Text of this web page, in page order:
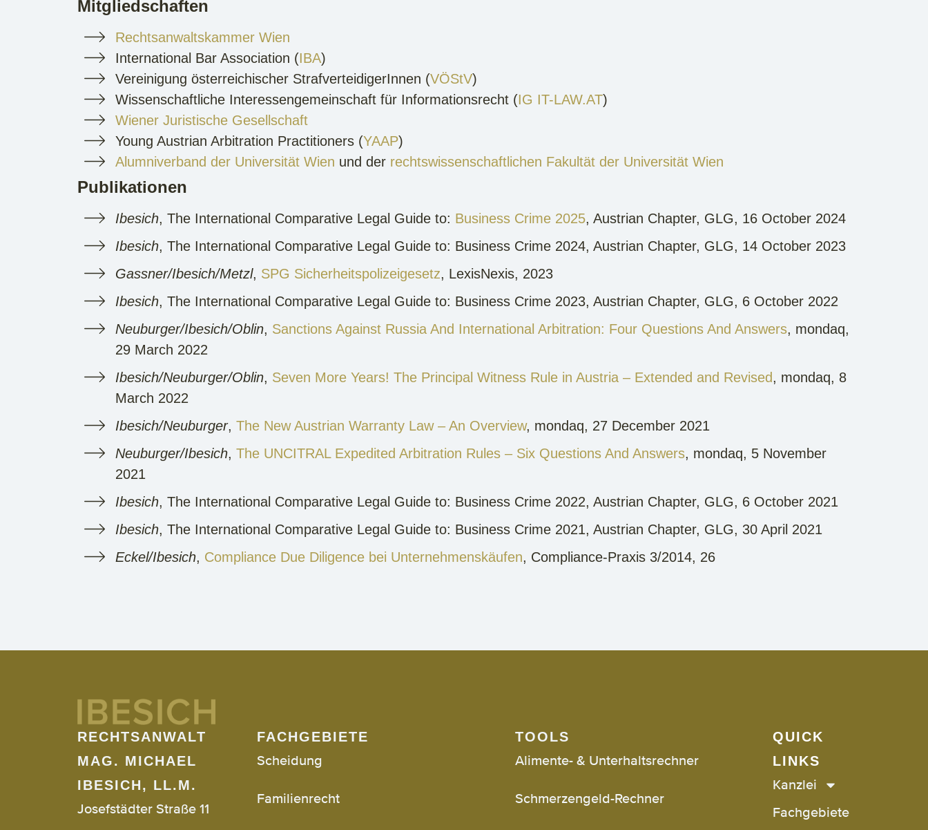
Mitgliedschaften
Rechtsanwaltskammer Wien
International Bar Association (IBA)
Vereinigung österreichischer StrafverteidigerInnen (VÖStV)
Wissenschaftliche Interessengemeinschaft für Informationsrecht (IG IT-LAW.AT)
Wiener Juristische Gesellschaft
Young Austrian Arbitration Practitioners (YAAP)
Alumniverband der Universität Wien und der rechtswissenschaftlichen Fakultät der Universität Wien
Publikationen
Ibesich, The International Comparative Legal Guide to: Business Crime 2025, Austrian Chapter, GLG, 16 October 2024
Ibesich, The International Comparative Legal Guide to: Business Crime 2024, Austrian Chapter, GLG, 14 October 2023
Gassner/Ibesich/Metzl, SPG Sicherheitspolizeigesetz, LexisNexis, 2023
Ibesich, The International Comparative Legal Guide to: Business Crime 2023, Austrian Chapter, GLG, 6 October 2022
Neuburger/Ibesich/Oblin, Sanctions Against Russia And International Arbitration: Four Questions And Answers, mondaq,
29 March 2022
Ibesich/Neuburger/Oblin, Seven More Years! The Principal Witness Rule in Austria – Extended and Revised, mondaq, 8
March 2022
Ibesich/Neuburger, The New Austrian Warranty Law – An Overview, mondaq, 27 December 2021
Neuburger/Ibesich, The UNCITRAL Expedited Arbitration Rules – Six Questions And Answers, mondaq, 5 November
2021
Ibesich, The International Comparative Legal Guide to: Business Crime 2022, Austrian Chapter, GLG, 6 October 2021
Ibesich, The International Comparative Legal Guide to: Business Crime 2021, Austrian Chapter, GLG, 30 April 2021
Eckel/Ibesich, Compliance Due Diligence bei Unternehmenskäufen, Compliance-Praxis 3/2014, 26
RECHTSANWALT
MAG. MICHAEL
IBESICH, LL.M.
Josefstädter Straße 11
FACHGEBIETE
Scheidung
Familienrecht
TOOLS
Alimente- & Unterhaltsrechner
Schmerzengeld-Rechner
QUICK
LINKS
Kanzlei
Fachgebiete